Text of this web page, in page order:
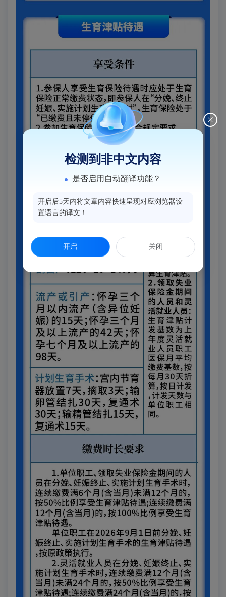
检测到非中文内容
是否启用自动翻译功能？
开启后5天内将文章内容快速呈现对应浏览器设
置语言的译文！
开启 关闭